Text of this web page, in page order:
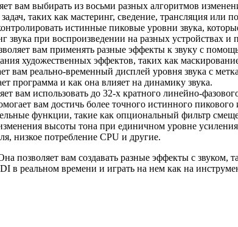
вам выбирать из восьми разных алгоритмов
таких как мастеринг, сведение, трансляция или
истинные пиковые уровни звука,
при воспроизведении на разных устройствах и
вам применять разные эффекты к звуку с
художественных эффектов, таких как
вам реально-временный дисплей уровня звука с
программа и как она влияет на динамику звука.
вам использовать до 32-х кратного линейно-
вам достичь более точного истинного
функции, такие как опциональный фильтр
высоты тона при единичном уровне
низкое потребление CPU и другие.
позволяет вам создавать разные эффекты с звуком,
в реальном времени и играть на нем как на